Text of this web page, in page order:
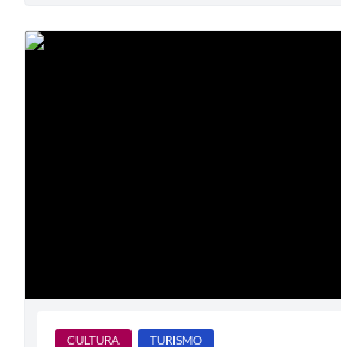
CULTURA TURISMO